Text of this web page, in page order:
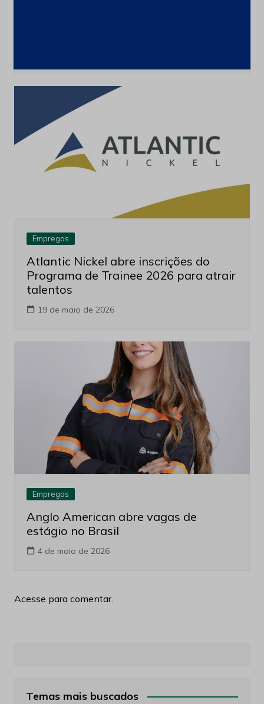
Empregos
Atlantic Nickel abre inscrições do
Programa de Trainee 2026 para atrair
talentos
19 de maio de 2026
Empregos
Anglo American abre vagas de
estágio no Brasil
4 de maio de 2026
Acesse para comentar.
Temas mais buscados